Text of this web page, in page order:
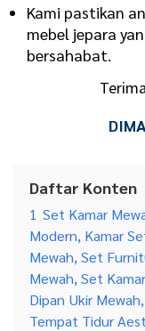
Kami pastikan
mebel jepara
bersahabat.
Daftar Konten
1 Set Kamar
Modern, Kamar
Mewah, Set
Mewah, Set
Dipan Ukir
Tempat Tidur